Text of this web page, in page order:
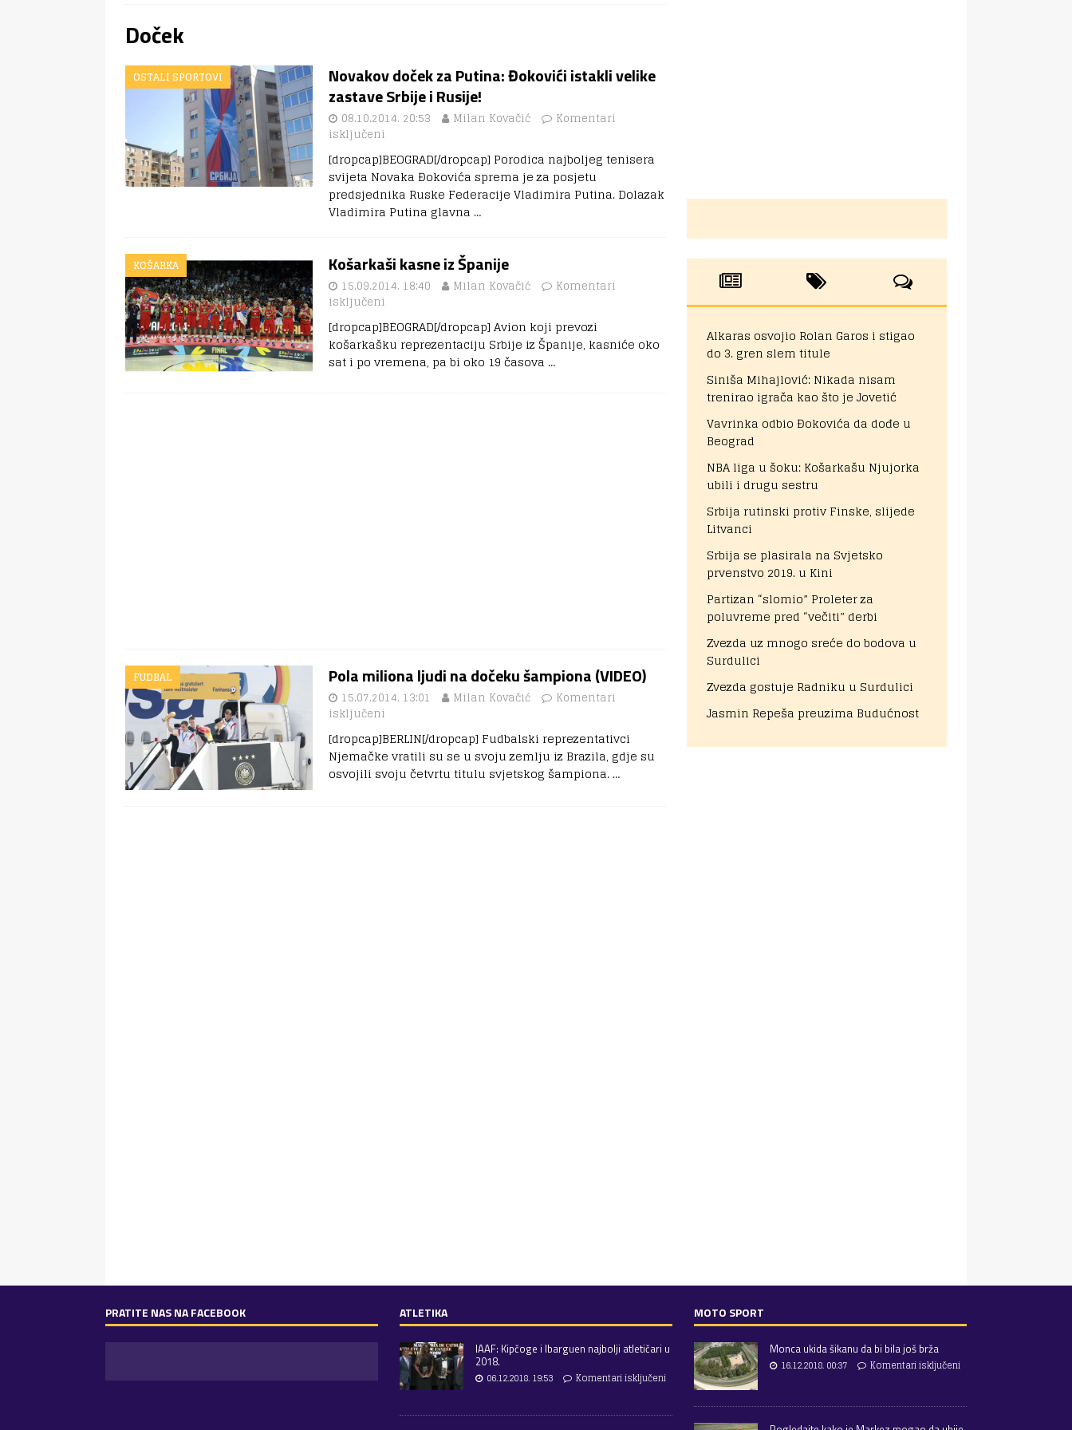
Doček
OSTALI SPORTOVI
Novakov doček za Putina: Đokovići istakli velike
zastave Srbije i Rusije!
08.10.2014. 20:53 Milan Kovačić
Komentari
isključeni
[dropcap]BEOGRAD[/dropcap] Porodica najboljeg tenisera
svijeta Novaka Đokovića sprema je za posjetu
predsjednika Ruske Federacije Vladimira Putina. Dolazak
Vladimira Putina glavna …
KOŠARKA Košarkaši kasne iz Španije
15.09.2014. 18:40 Milan Kovačić
Komentari
isključeni
[dropcap]BEOGRAD[/dropcap] Avion koji prevozi
košarkašku reprezentaciju Srbije iz Španije, kasniće oko
sat i po vremena, pa bi oko 19 časova …
FUDBAL Pola miliona ljudi na dočeku šampiona (VIDEO)
15.07.2014. 13:01 Milan Kovačić
Komentari
isključeni
[dropcap]BERLIN[/dropcap] Fudbalski reprezentativci
Njemačke vratili su se u svoju zemlju iz Brazila, gdje su
osvojili svoju četvrtu titulu svjetskog šampiona. …
Alkaras osvojio Rolan Garos i stigao
do 3. gren slem titule
Siniša Mihajlović: Nikada nisam
trenirao igrača kao što je Jovetić
Vavrinka odbio Đokovića da dođe u
Beograd
NBA liga u šoku: Košarkašu Njujorka
ubili i drugu sestru
Srbija rutinski protiv Finske, slijede
Litvanci
Srbija se plasirala na Svjetsko
prvenstvo 2019. u Kini
Partizan “slomio” Proleter za
poluvreme pred “večiti” derbi
Zvezda uz mnogo sreće do bodova u
Surdulici
Zvezda gostuje Radniku u Surdulici
Jasmin Repeša preuzima Budućnost
PRATITE NAS NA FACEBOOK ATLETIKA
IAAF: Kipčoge i Ibarguen najbolji atletičari u
2018.
06.12.2018. 19:53
Komentari isključeni
MOTO SPORT
Monca ukida šikanu da bi bila još brža
16.12.2018. 00:37
Komentari isključeni